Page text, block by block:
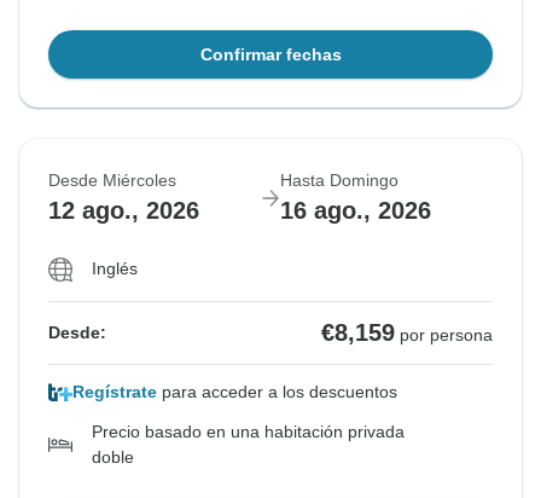
Confirmar fechas
Desde Miércoles
12 ago., 2026
Hasta Domingo
16 ago., 2026
Inglés
Desde: €8,159 por persona
Regístrate para acceder a los descuentos
Precio basado en una habitación privada
doble